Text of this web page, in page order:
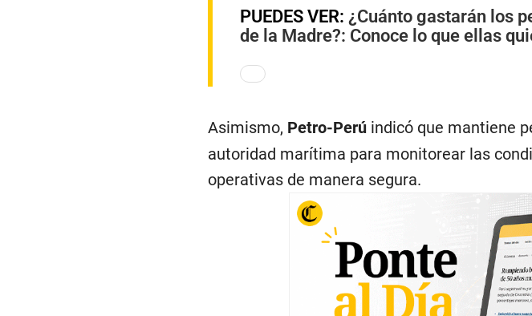
PUEDES VER: ¿Cuánto gastarán los
de la Madre?: Conoce lo que ellas
Asimismo, Petro-Perú indicó que mantiene
autoridad marítima para monitorear las
operativas de manera segura.